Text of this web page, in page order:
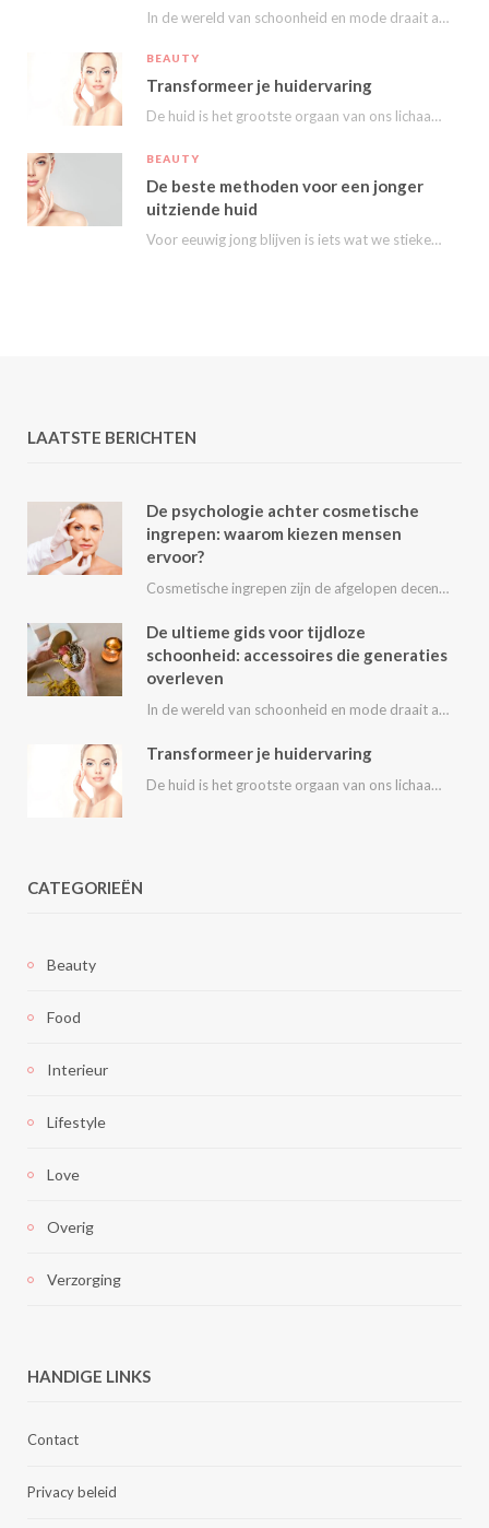
In de wereld van schoonheid en mode draait alles om het uitstralen van je persoonlijke…
BEAUTY
Transformeer je huidervaring
De huid is het grootste orgaan van ons lichaam en speelt een essentiële rol in…
BEAUTY
De beste methoden voor een jonger
uitziende huid
Voor eeuwig jong blijven is iets wat we stiekem eigenlijk allemaal wel willen. Nu kunnen…
LAATSTE BERICHTEN
De psychologie achter cosmetische
ingrepen: waarom kiezen mensen
ervoor?
Cosmetische ingrepen zijn de afgelopen decennia steeds populairder geworden. Van kleine behandelingen zoals fillers en…
De ultieme gids voor tijdloze
schoonheid: accessoires die generaties
overleven
In de wereld van schoonheid en mode draait alles om het uitstralen van je persoonlijke…
Transformeer je huidervaring
De huid is het grootste orgaan van ons lichaam en speelt een essentiële rol in…
CATEGORIEËN
Beauty
Food
Interieur
Lifestyle
Love
Overig
Verzorging
HANDIGE LINKS
Contact
Privacy beleid